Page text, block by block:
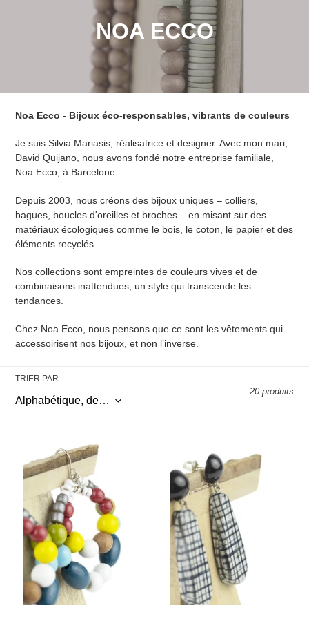
C
o
l
l
e
c
i
o
n
:
NOA ECCO
Noa Ecco - Bijoux éco-responsables, vibrants de couleurs
Je suis Silvia Mariasis, réalisatrice et designer. Avec mon mari,
David Quijano, nous avons fondé notre entreprise familiale,
Noa Ecco, à Barcelone.
Depuis 2003, nous créons des bijoux uniques – colliers,
bagues, boucles d'oreilles et broches – en misant sur des
matériaux écologiques comme le bois, le coton, le papier et des
éléments recyclés.
Nos collections sont empreintes de couleurs vives et de
combinaisons inattendues, un style qui transcende les
tendances.
Chez Noa Ecco, nous pensons que ce sont les vêtements qui
accessoirisent nos bijoux, et non l’inverse.
TRIER PAR
20 produits
d'oreille
Drop